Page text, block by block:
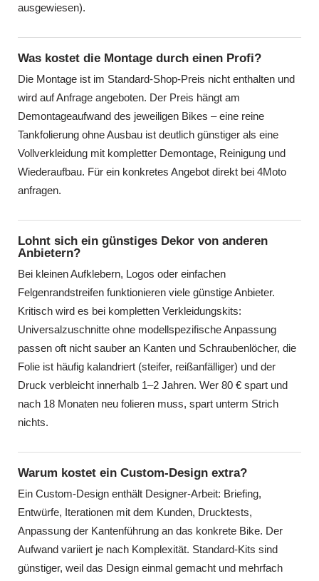
ausgewiesen).
Was kostet die Montage durch einen Profi?
Die Montage ist im Standard-Shop-Preis nicht enthalten und
wird auf Anfrage angeboten. Der Preis hängt am
Demontageaufwand des jeweiligen Bikes – eine reine
Tankfolierung ohne Ausbau ist deutlich günstiger als eine
Vollverkleidung mit kompletter Demontage, Reinigung und
Wiederaufbau. Für ein konkretes Angebot direkt bei 4Moto
anfragen.
Lohnt sich ein günstiges Dekor von anderen
Anbietern?
Bei kleinen Aufklebern, Logos oder einfachen
Felgenrandstreifen funktionieren viele günstige Anbieter.
Kritisch wird es bei kompletten Verkleidungskits:
Universalzuschnitte ohne modellspezifische Anpassung
passen oft nicht sauber an Kanten und Schraubenlöcher, die
Folie ist häufig kalandriert (steifer, reißanfälliger) und der
Druck verbleicht innerhalb 1–2 Jahren. Wer 80 € spart und
nach 18 Monaten neu folieren muss, spart unterm Strich
nichts.
Warum kostet ein Custom-Design extra?
Ein Custom-Design enthält Designer-Arbeit: Briefing,
Entwürfe, Iterationen mit dem Kunden, Drucktests,
Anpassung der Kantenführung an das konkrete Bike. Der
Aufwand variiert je nach Komplexität. Standard-Kits sind
günstiger, weil das Design einmal gemacht und mehrfach